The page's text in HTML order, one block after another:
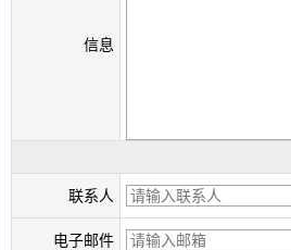
信息
联系人
电子邮件